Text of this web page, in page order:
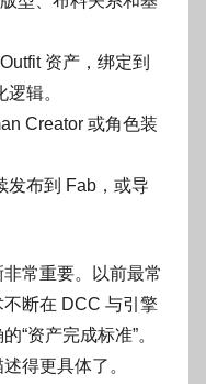
资产，绑定到
辑。
Creator 或角色装
发布到 Fab，或导
常重要。以前最常
断在 DCC 与引擎
“资产完成标准”。
得更具体了。